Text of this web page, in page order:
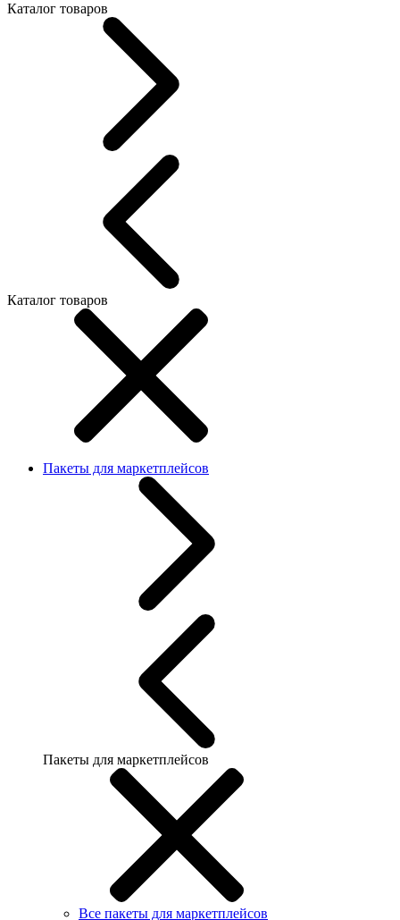
Каталог товаров
Каталог товаров
Пакеты для маркетплейсов
Пакеты для маркетплейсов
Все пакеты для маркетплейсов